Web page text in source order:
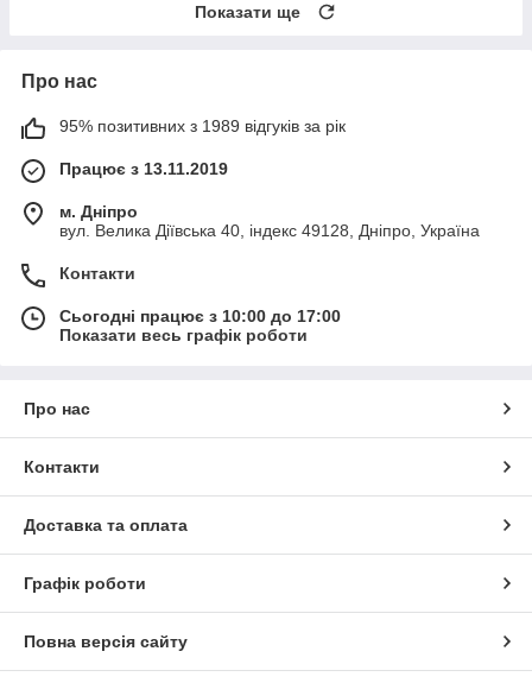
Показати ще
Про нас
95% позитивних з 1989 відгуків за рік
Працює з 13.11.2019
м. Дніпро
вул. Велика Діївська 40, індекс 49128, Дніпро, Україна
Контакти
Сьогодні працює з 10:00 до 17:00
Показати весь графік роботи
Про нас
Контакти
Доставка та оплата
Графік роботи
Повна версія сайту